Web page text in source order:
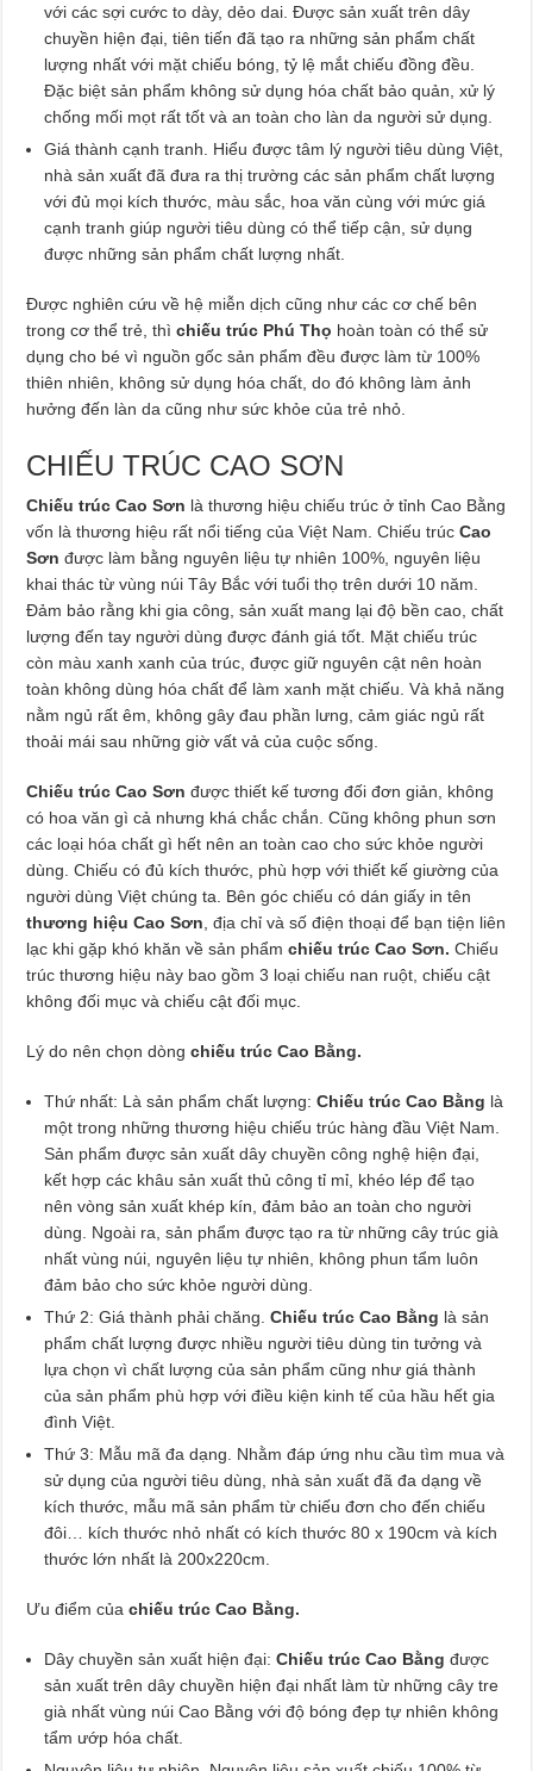
với các sợi cước to dày, dẻo dai. Được sản xuất trên dây
chuyền hiện đại, tiên tiến đã tạo ra những sản phẩm chất
lượng nhất với mặt chiếu bóng, tỷ lệ mắt chiếu đồng đều.
Đặc biệt sản phẩm không sử dụng hóa chất bảo quản, xử lý
chống mối mọt rất tốt và an toàn cho làn da người sử dụng.
Giá thành cạnh tranh. Hiểu được tâm lý người tiêu dùng Việt,
nhà sản xuất đã đưa ra thị trường các sản phẩm chất lượng
với đủ mọi kích thước, màu sắc, hoa văn cùng với mức giá
cạnh tranh giúp người tiêu dùng có thể tiếp cận, sử dụng
được những sản phẩm chất lượng nhất.
Được nghiên cứu về hệ miễn dịch cũng như các cơ chế bên
trong cơ thể trẻ, thì chiếu trúc Phú Thọ hoàn toàn có thể sử
dụng cho bé vì nguồn gốc sản phẩm đều được làm từ 100%
thiên nhiên, không sử dụng hóa chất, do đó không làm ảnh
hưởng đến làn da cũng như sức khỏe của trẻ nhỏ.
CHIẾU TRÚC CAO SƠN
Chiếu trúc Cao Sơn là thương hiệu chiếu trúc ở tỉnh Cao Bằng
vốn là thương hiệu rất nổi tiếng của Việt Nam. Chiếu trúcCao
Sơnđược làm bằng nguyên liệu tự nhiên 100%, nguyên liệu
khai thác từ vùng núi Tây Bắc với tuổi thọ trên dưới 10 năm.
Đảm bảo rằng khi gia công, sản xuất mang lại độ bền cao, chất
lượng đến tay người dùng được đánh giá tốt. Mặt chiếu trúc
còn màu xanh xanh của trúc, được giữ nguyên cật nên hoàn
toàn không dùng hóa chất để làm xanh mặt chiếu. Và khả năng
nằm ngủ rất êm, không gây đau phần lưng, cảm giác ngủ rất
thoải mái sau những giờ vất vả của cuộc sống.
Chiếu trúc Cao Sơn được thiết kế tương đối đơn giản, không
có hoa văn gì cả nhưng khá chắc chắn. Cũng không phun sơn
các loại hóa chất gì hết nên an toàn cao cho sức khỏe người
dùng. Chiếu có đủ kích thước, phù hợp với thiết kế giường của
người dùng Việt chúng ta. Bên góc chiếu có dán giấy in tên
thương hiệu Cao Sơn , địa chỉ và số điện thoại để bạn tiện liên
lạc khi gặp khó khăn về sản phẩm chiếu trúc Cao Sơn. Chiếu
trúc thương hiệu này bao gồm 3 loại chiếu nan ruột, chiếu cật
không đối mục và chiếu cật đối mục.
Lý do nên chọn dòng chiếu trúc Cao Bằng.
Thứ nhất: Là sản phẩm chất lượng: Chiếu trúc Cao Bằng là
một trong những thương hiệu chiếu trúc hàng đầu Việt Nam.
Sản phẩm được sản xuất dây chuyền công nghệ hiện đại,
kết hợp các khâu sản xuất thủ công tỉ mỉ, khéo lép để tạo
nên vòng sản xuất khép kín, đảm bảo an toàn cho người
dùng. Ngoài ra, sản phẩm được tạo ra từ những cây trúc già
nhất vùng núi, nguyên liệu tự nhiên, không phun tẩm luôn
đảm bảo cho sức khỏe người dùng.
Thứ 2: Giá thành phải chăng.Chiếu trúc Cao Bằng là sản
phẩm chất lượng được nhiều người tiêu dùng tin tưởng và
lựa chọn vì chất lượng của sản phẩm cũng như giá thành
của sản phẩm phù hợp với điều kiện kinh tế của hầu hết gia
đình Việt.
Thứ 3: Mẫu mã đa dạng. Nhằm đáp ứng nhu cầu tìm mua và
sử dụng của người tiêu dùng, nhà sản xuất đã đa dạng về
kích thước, mẫu mã sản phẩm từ chiếu đơn cho đến chiếu
đôi… kích thước nhỏ nhất có kích thước 80 x 190cm và kích
thước lớn nhất là 200x220cm.
Ưu điểm củachiếu trúc Cao Bằng.
Dây chuyền sản xuất hiện đại:Chiếu trúc Cao Bằng được
sản xuất trên dây chuyền hiện đại nhất làm từ những cây tre
già nhất vùng núi Cao Bằng với độ bóng đẹp tự nhiên không
tẩm ướp hóa chất.